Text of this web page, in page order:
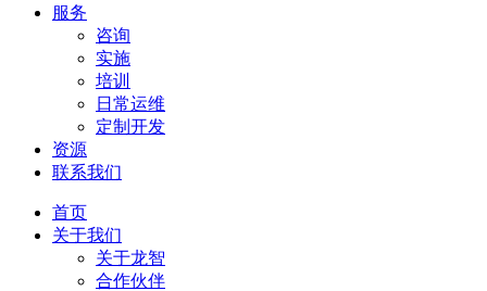
服务
咨询
实施
培训
日常运维
定制开发
资源
联系我们
首页
关于我们
关于龙智
合作伙伴